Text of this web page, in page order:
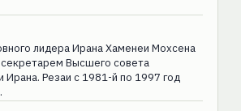
лидера Ирана Хаменеи Мохсена
секретарем Высшего совета
Ирана. Резаи с 1981-й по 1997 год